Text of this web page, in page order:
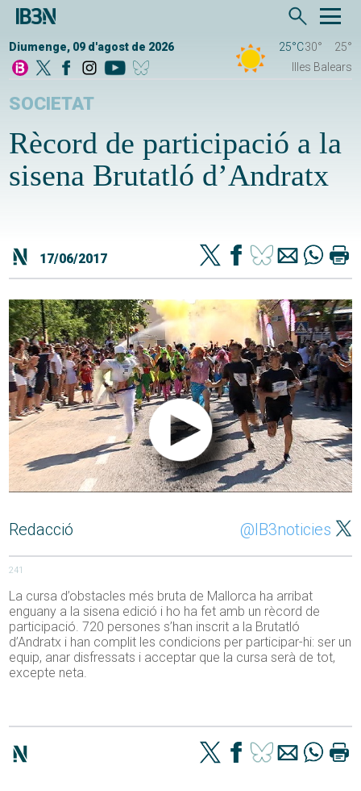
Diumenge, 09 d'agost de 2026 25°C30°
25°
Illes Balears
SOCIETAT
Rècord de participació a la
sisena Brutatló d’Andratx
17/06/2017
Redacció @IB3noticies
241
La cursa d’obstacles més bruta de Mallorca ha arribat
enguany a la sisena edició i ho ha fet amb un rècord de
participació. 720 persones s’han inscrit a la Brutatló
d’Andratx i han complit les condicions per participar-hi: ser un
equip, anar disfressats i acceptar que la cursa serà de tot,
excepte neta.